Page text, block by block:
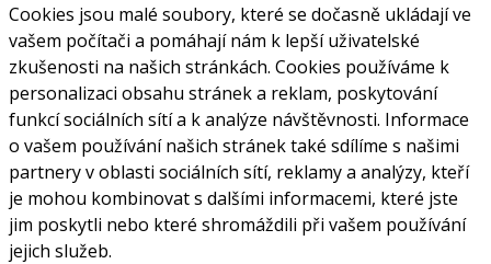
Cookies jsou malé soubory, které se dočasně ukládají ve
vašem počítači a pomáhají nám k lepší uživatelské
zkušenosti na našich stránkách. Cookies používáme k
personalizaci obsahu stránek a reklam, poskytování
funkcí sociálních sítí a k analýze návštěvnosti. Informace
o vašem používání našich stránek také sdílíme s našimi
partnery v oblasti sociálních sítí, reklamy a analýzy, kteří
je mohou kombinovat s dalšími informacemi, které jste
jim poskytli nebo které shromáždili při vašem používání
jejich služeb.